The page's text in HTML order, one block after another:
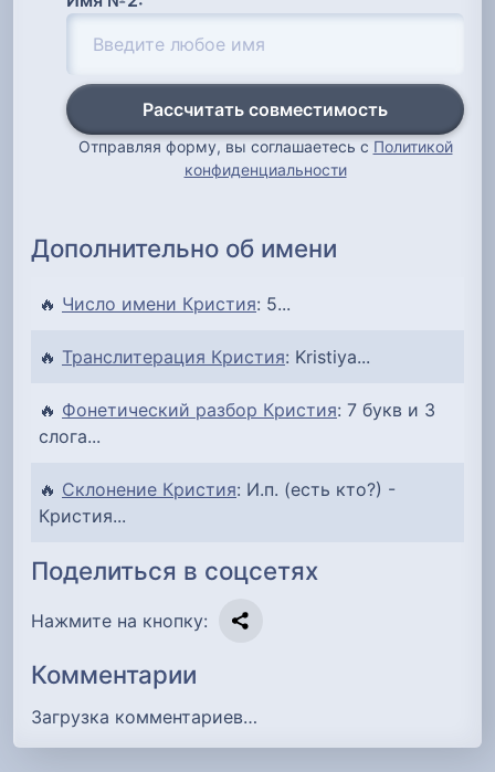
Рассчитать совместимость
Отправляя форму, вы соглашаетесь с Политикой
конфиденциальности
Дополнительно об имени
🔥 Число имени Кристия: 5...
🔥 Транслитерация Кристия: Kristiya...
🔥 Фонетический разбор Кристия: 7 букв и 3
слога...
🔥 Склонение Кристия: И.п. (есть кто?) -
Кристия...
Поделиться в соцсетях
Нажмите на кнопку:
Комментарии
Загрузка комментариев…